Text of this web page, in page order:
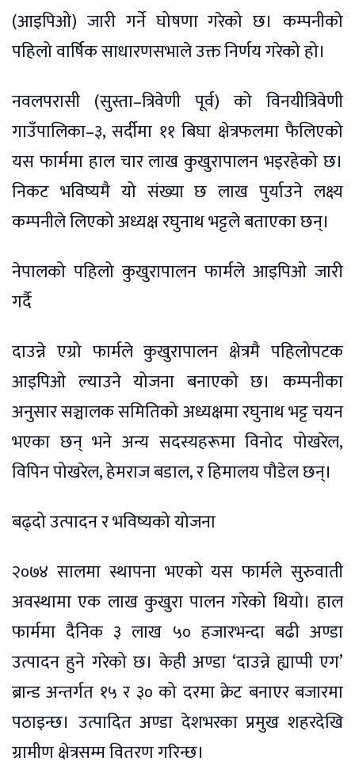
(आइपिओ) जारी गर्ने घोषणा गरेको छ। कम्पनीको
पहिलो वार्षिक साधारणसभाले उक्त निर्णय गरेको हो।
नवलपरासी (सुस्ता–त्रिवेणी पूर्व) को विनयीत्रिवेणी
गाउँपालिका–३, सर्दीमा ११ बिघा क्षेत्रफलमा फैलिएको
यस फार्ममा हाल चार लाख कुखुरापालन भइरहेको छ।
निकट भविष्यमै यो संख्या छ लाख पुर्याउने लक्ष्य
कम्पनीले लिएको अध्यक्ष रघुनाथ भट्टले बताएका छन्।
नेपालको पहिलो कुखुरापालन फार्मले आइपिओ जारी
गर्दै
दाउन्ने एग्रो फार्मले कुखुरापालन क्षेत्रमै पहिलोपटक
आइपिओ ल्याउने योजना बनाएको छ। कम्पनीका
अनुसार सञ्चालक समितिको अध्यक्षमा रघुनाथ भट्ट चयन
भएका छन् भने अन्य सदस्यहरूमा विनोद पोखरेल,
विपिन पोखरेल, हेमराज बडाल, र हिमालय पौडेल छन्।
बढ्दो उत्पादन र भविष्यको योजना
२०७४ सालमा स्थापना भएको यस फार्मले सुरुवाती
अवस्थामा एक लाख कुखुरा पालन गरेको थियो। हाल
फार्ममा दैनिक ३ लाख ५० हजारभन्दा बढी अण्डा
उत्पादन हुने गरेको छ। केही अण्डा ‘दाउन्ने ह्याप्पी एग’
ब्रान्ड अन्तर्गत १५ र ३० को दरमा क्रेट बनाएर बजारमा
पठाइन्छ। उत्पादित अण्डा देशभरका प्रमुख शहरदेखि
ग्रामीण क्षेत्रसम्म वितरण गरिन्छ।